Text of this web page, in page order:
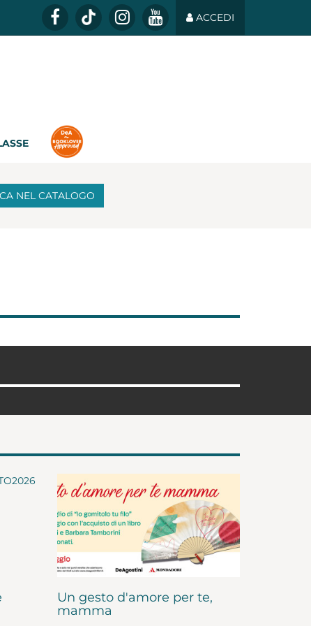
ACCEDI
NEL CATALOGO
Un gesto d'amore per te,
mamma